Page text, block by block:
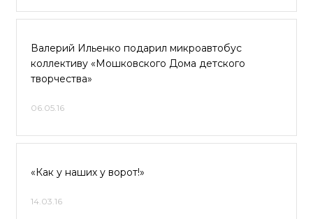
Валерий Ильенко подарил микроавтобус
коллективу «Мошковского Дома детского
творчества»
06.05.16
«Как у наших у ворот!»
14.03.16